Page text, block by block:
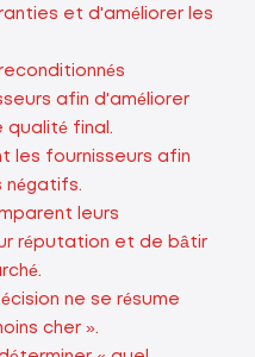
et d'améliorer les
afin d'améliorer
qualité final.
les fournisseurs afin
négatifs.
leurs
réputation et de bâtir
ne se résume
cher ».